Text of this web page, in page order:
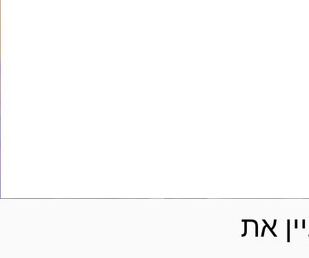
את